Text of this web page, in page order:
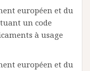
européen et du
un code
à usage
européen et du